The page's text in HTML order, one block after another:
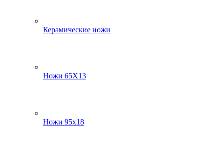
Керамические ножи
Ножи 65Х13
Ножи 95х18